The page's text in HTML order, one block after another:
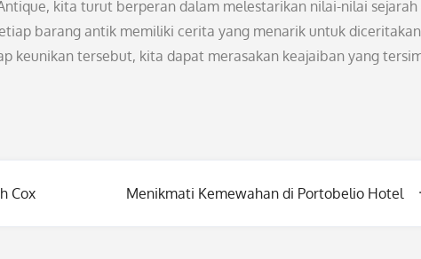
kita turut berperan dalam melestarikan nilai-nilai sejarah
barang antik memiliki cerita yang menarik untuk
keunikan tersebut, kita dapat merasakan keajaiban yang
Cox Menikmati Kemewahan di Portobelio Hotel